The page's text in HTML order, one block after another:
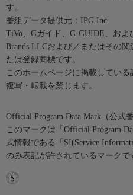
す。
番組データ提供元：IPG Inc.
TiVo、Gガイド、G-GUIDE、お
Brands LLCおよび／またはその
たは登録商標です。
このホームページに掲載してい
複写・転載を禁じます。
Official Program Data Mark（公式
このマークは「Official Program
式情報である「SI(Service
のみ表記が許されているマークで